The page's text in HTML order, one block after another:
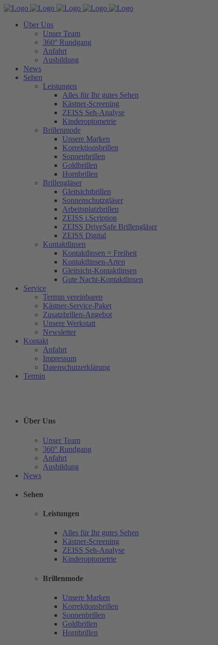
Über Uns
Unser Team
360° Rundgang
Anfahrt
Ausbildung
News
Sehen
Leistungen
Alles für Ihr gutes Sehen
Kästner-Screening
ZEISS Seh-Analyse
Kinderoptometrie
Brillenmode
Unsere Marken
Korrektionsbrillen
Sonnenbrillen
Goldbrillen
Hornbrillen
Brillengläser
Gleitsichtbrillen
Sonnenschutzgläser
Arbeitsplatzbrillen
ZEISS i.Scription
ZEISS DriveSafe Brillengläser
ZEISS Digital
Kontaktlinsen
Kontaktlinsen = Freiheit
Kontaktlinsen-Arten
Gleitsicht-Kontaktlinsen
Gute Nacht-Kontaktlinsen
Service
Termin vereinbaren
Kästner-Service-Paket
Zusatzbrillen-Angebot
Unsere Werkstatt
Newsletter
Kontakt
Anfahrt
Impressum
Datenschutzerklärung
Termin
Über Uns
Unser Team
360° Rundgang
Anfahrt
Ausbildung
News
Sehen
Leistungen
Alles für Ihr gutes Sehen
Kästner-Screening
ZEISS Seh-Analyse
Kinderoptometrie
Brillenmode
Unsere Marken
Korrektionsbrillen
Sonnenbrillen
Goldbrillen
Hornbrillen